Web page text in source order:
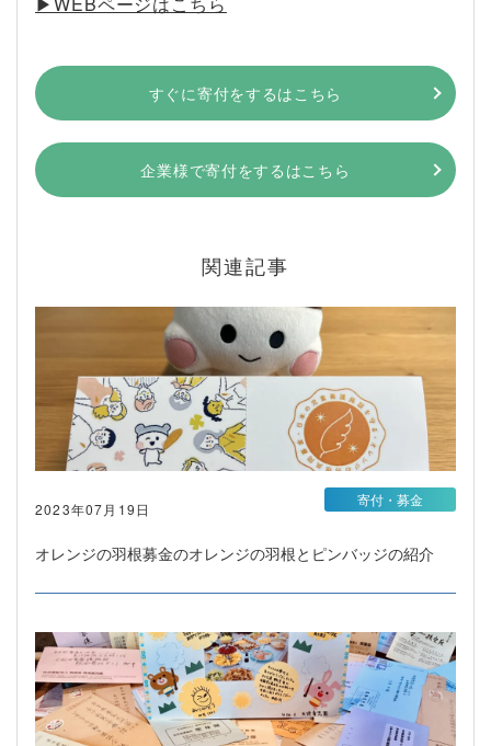
すぐに寄付をするはこちら
企業様で寄付をするはこちら
関連記事
2023年07月19日
オレンジの羽根募金のオレンジの羽根とピンバッジの紹介
寄付・募金